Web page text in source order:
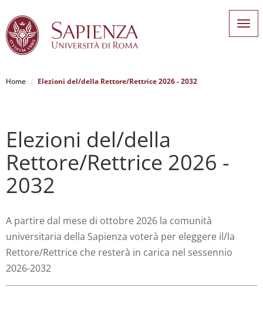
contenuto
principale
Home Elezioni del/della Rettore/Rettrice 2026 - 2032
Elezioni del/della
Rettore/Rettrice 2026 -
2032
A partire dal mese di ottobre 2026 la comunità
universitaria della Sapienza voterà per eleggere il/la
Rettore/Rettrice che resterà in carica nel sessennio
2026-2032